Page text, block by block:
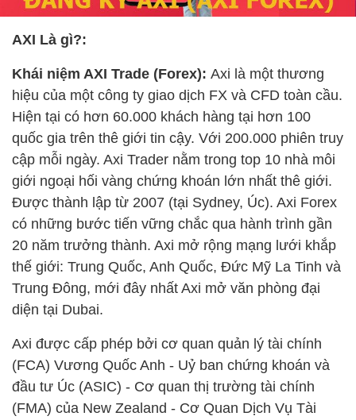
AXI Là gì?:
Khái niệm AXI Trade (Forex): Axi là một thương
hiệu của một công ty giao dịch FX và CFD toàn cầu.
Hiện tại có hơn 60.000 khách hàng tại hơn 100
quốc gia trên thê giới tin cậy. Với 200.000 phiên truy
cập mỗi ngày. Axi Trader nằm trong top 10 nhà môi
giới ngoại hối vàng chứng khoán lớn nhất thê giới.
Được thành lập từ 2007 (tại Sydney, Úc). Axi Forex
có những bước tiến vững chắc qua hành trình gần
20 năm trưởng thành. Axi mở rộng mạng lưới khắp
thế giới: Trung Quốc, Anh Quốc, Đức Mỹ La Tinh và
Trung Đông, mới đây nhất Axi mở văn phòng đại
diện tại Dubai.
Axi được cấp phép bởi cơ quan quản lý tài chính
(FCA) Vương Quốc Anh - Uỷ ban chứng khoán và
đầu tư Úc (ASIC) - Cơ quan thị trường tài chính
(FMA) của New Zealand - Cơ Quan Dịch Vụ Tài